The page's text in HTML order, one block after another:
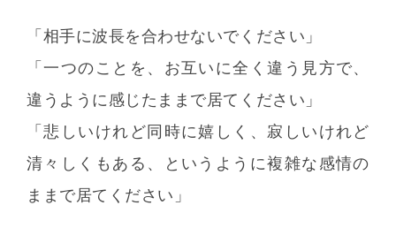
「相手に波長を合わせないでください」
「一つのことを、お互いに全く違う見方で、
違うように感じたままで居てください」
「悲しいけれど同時に嬉しく、寂しいけれど
清々しくもある、というように複雑な感情の
ままで居てください」